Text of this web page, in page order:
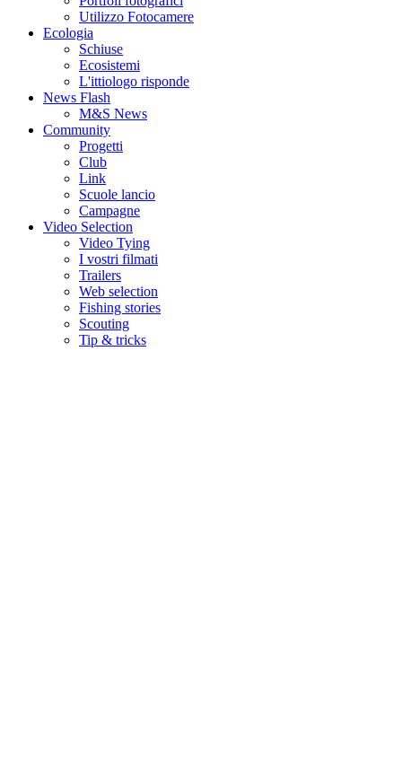
Utilizzo Fotocamere
Ecologia
Schiuse
Ecosistemi
L'ittiologo risponde
News Flash
M&S News
Community
Progetti
Club
Link
Scuole lancio
Campagne
Video Selection
Video Tying
I vostri filmati
Trailers
Web selection
Fishing stories
Scouting
Tip & tricks